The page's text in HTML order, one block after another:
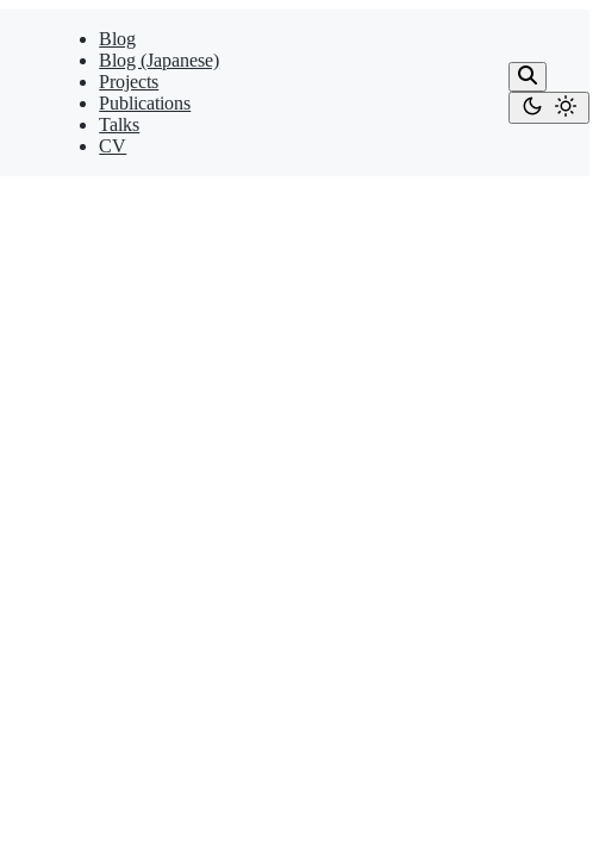
Blog
Blog (Japanese)
Projects
Publications
Talks
CV